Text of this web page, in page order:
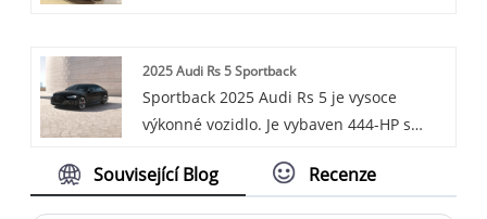
přichází s pokročilými technologiemi, jako
je systém pohonu všech kol quattro, a
poskytuje pohodlný a příjemný zážitek z
2025 Audi Rs 5 Sportback
Sportback 2025 Audi Rs 5 je vysoce
výkonné vozidlo. Je vybaven 444-HP s
automatickou převodovku a standardní
Související Blog Recenze